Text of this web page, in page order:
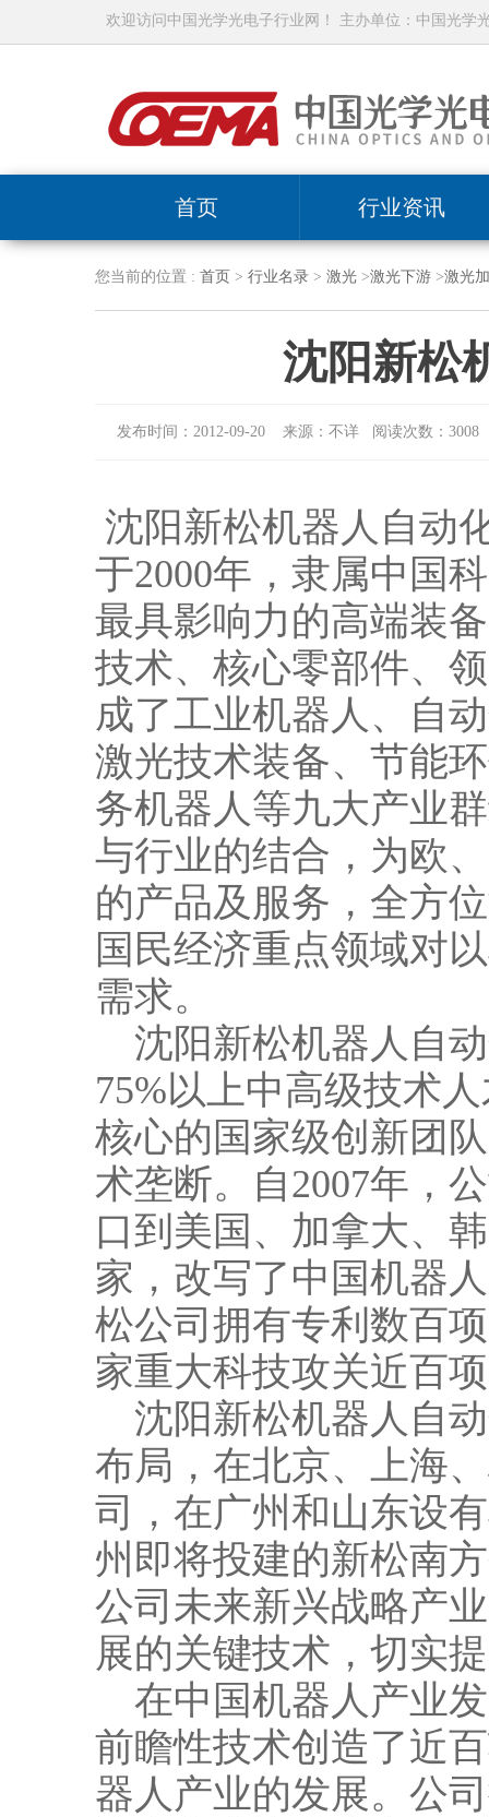
欢迎访问中国光学光电子行业网！ 主办单位：中国光学
首页 行业资讯
您当前的位置 : 首页 > 行业名录> 激光>激光下游>激光
沈阳新松
发布时间：2012-09-20 来源：不详 阅读次数：3008
沈阳新松机器人自动
于2000年，隶属中国
最具影响力的高端装
技术、核心零部件、
成了工业机器人、自
激光技术装备、节能
务机器人等九大产业
与行业的结合，为欧
的产品及服务，全方
国民经济重点领域对
需求。
沈阳新松机器人自
75%以上中高级技术
核心的国家级创新团
术垄断。自2007年，
口到美国、加拿大、
家，改写了中国机器
松公司拥有专利数百
家重大科技攻关近百
沈阳新松机器人自
布局，在北京、上海
司，在广州和山东设
州即将投建的新松南
公司未来新兴战略产
展的关键技术，切实
在中国机器人产业
前瞻性技术创造了近
器人产业的发展。公